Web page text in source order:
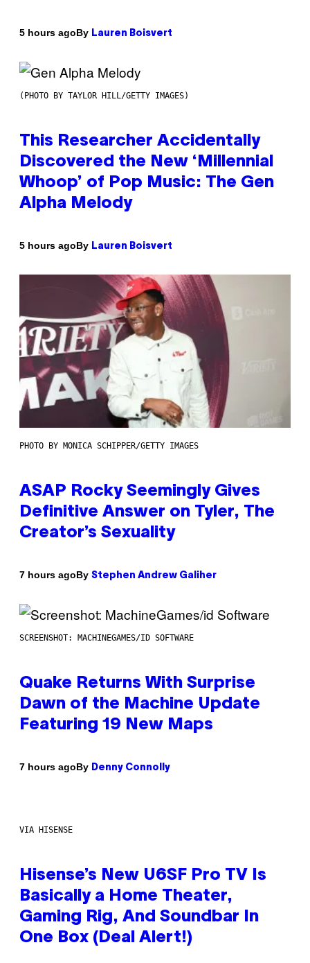
5 hours agoBy Lauren Boisvert
(PHOTO BY TAYLOR HILL/GETTY IMAGES)
This Researcher Accidentally
Discovered the New ‘Millennial
Whoop’ of Pop Music: The Gen
Alpha Melody
5 hours agoBy Lauren Boisvert
PHOTO BY MONICA SCHIPPER/GETTY IMAGES
ASAP Rocky Seemingly Gives
Definitive Answer on Tyler, The
Creator’s Sexuality
7 hours agoBy Stephen Andrew Galiher
SCREENSHOT: MACHINEGAMES/ID SOFTWARE
Quake Returns With Surprise
Dawn of the Machine Update
Featuring 19 New Maps
7 hours agoBy Denny Connolly
VIA HISENSE
Hisense’s New U6SF Pro TV Is
Basically a Home Theater,
Gaming Rig, And Soundbar In
One Box (Deal Alert!)